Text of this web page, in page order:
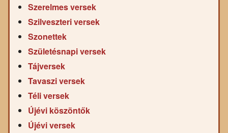
Szerelmes versek
Szilveszteri versek
Szonettek
Születésnapi versek
Tájversek
Tavaszi versek
Téli versek
Újévi köszöntők
Újévi versek